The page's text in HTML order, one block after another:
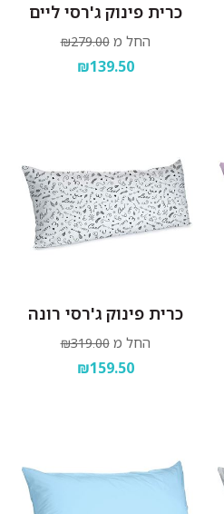
כרית פינוק ג'רסי ליים
החל מ ₪279.00
₪139.50
כרית פינוק ג'רסי רונה
החל מ ₪319.00
₪159.50